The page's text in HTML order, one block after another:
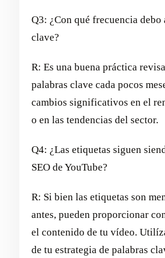
Q3: ¿Con qué frecuencia
clave?
R: Es una buena práctica
palabras clave cada pocos
cambios significativos en el
o en las tendencias del sector.
Q4: ¿Las etiquetas siguen
SEO de YouTube?
R: Si bien las etiquetas son
antes, pueden proporcionar
el contenido de tu vídeo.
de tu estrategia de palabras